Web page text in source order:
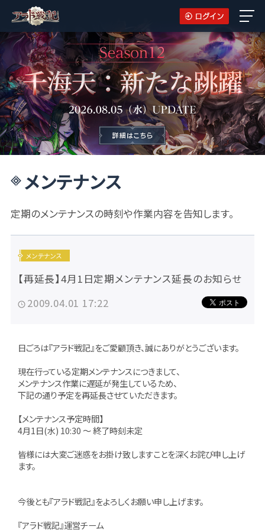
メンテナンス
定期のメンテナンスの時刻や作業内容を告知します。
メンテナンス
【再延長】4月1日定期メンテナンス延長のお知らせ
2009.04.01 17:22
日ごろは『アラド戦記』をご愛顧頂き、誠にありがとうございます。
現在行っている定期メンテナンスにつきまして、
メンテナンス作業に遅延が発生しているため、
下記の通り予定を再延長させていただきます。
【メンテナンス予定時間】
4月1日(水) 10:30 ～ 終了時刻未定
皆様には大変ご迷惑をお掛け致しますことを深くお詫び申し上げ
ます。
今後とも『アラド戦記』をよろしくお願い申し上げます。
『アラド戦記』運営チーム